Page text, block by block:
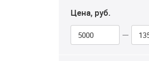
Цена, руб.